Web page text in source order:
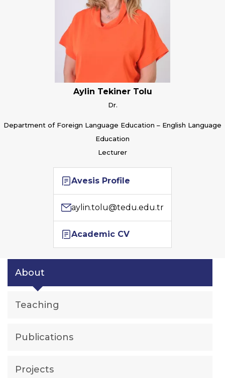
Aylin Tekiner Tolu
Dr.
Department of Foreign Language Education – English Language
Education
Lecturer
Avesis Profile
aylin.tolu@tedu.edu.tr
Academic CV
About
Teaching
Publications
Projects